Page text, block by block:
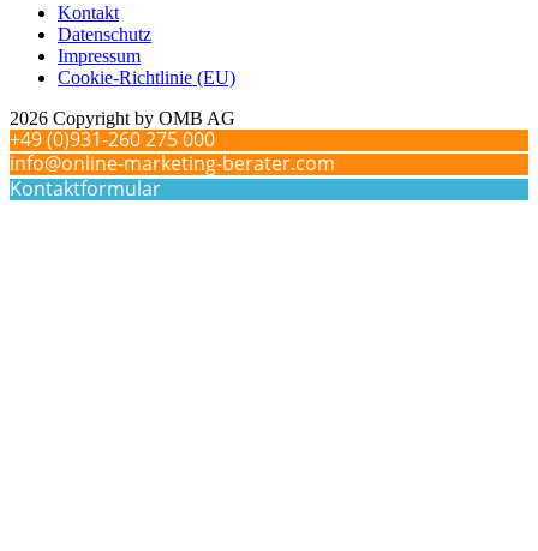
Kontakt
Datenschutz
Impressum
Cookie-Richtlinie (EU)
2026 Copyright by OMB AG
+49 (0)931-260 275 000
info@online-marketing-berater.com
Kontaktformular